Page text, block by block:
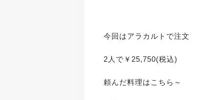
今回はアラカルトで注文
2人で￥25,750(税込)
頼んだ料理はこちら～